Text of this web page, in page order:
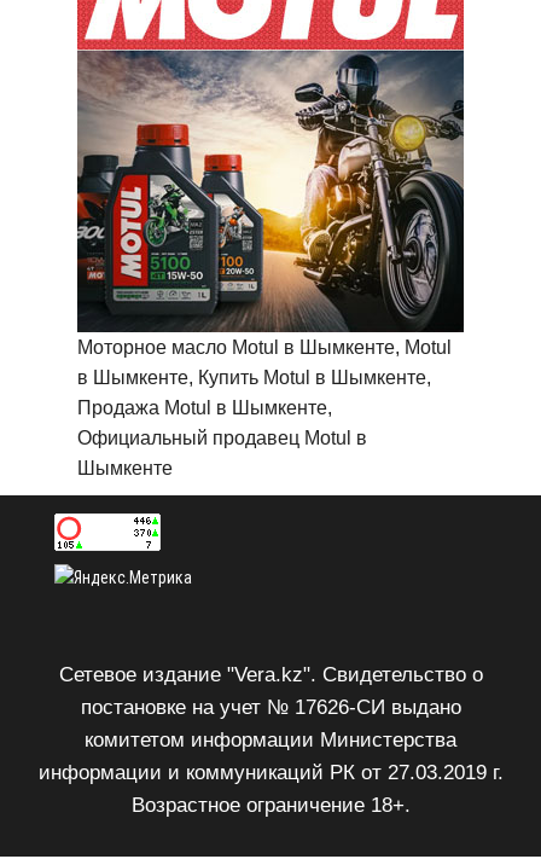
Моторное масло Motul в Шымкенте, Motul
в Шымкенте, Купить Motul в Шымкенте,
Продажа Motul в Шымкенте,
Официальный продавец Motul в
Шымкенте
Сетевое издание "Vera.kz". Свидетельство о
постановке на учет № 17626-СИ выдано
комитетом информации Министерства
информации и коммуникаций РК от 27.03.2019 г.
Возрастное ограничение 18+.